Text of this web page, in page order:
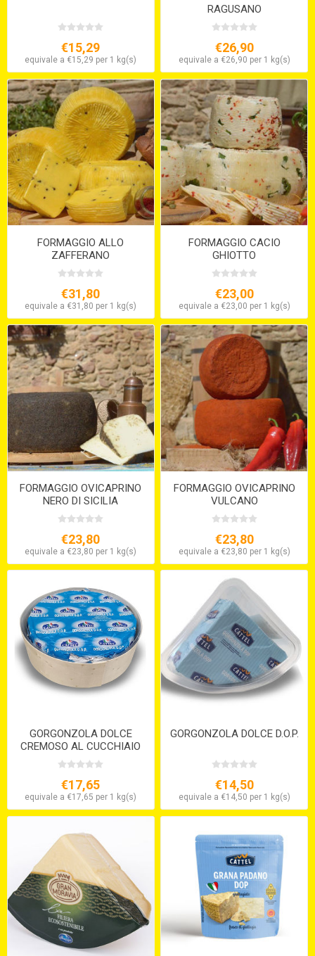
€15,29
equivale a €15,29 per 1 kg(s)
RAGUSANO
SEMISTAGIONATO
€26,90
equivale a €26,90 per 1 kg(s)
FORMAGGIO ALLO
ZAFFERANO
€31,80
equivale a €31,80 per 1 kg(s)
FORMAGGIO CACIO
GHIOTTO
€23,00
equivale a €23,00 per 1 kg(s)
FORMAGGIO OVICAPRINO
NERO DI SICILIA
€23,80
equivale a €23,80 per 1 kg(s)
FORMAGGIO OVICAPRINO
VULCANO
€23,80
equivale a €23,80 per 1 kg(s)
GORGONZOLA DOLCE
CREMOSO AL CUCCHIAIO
D.O.P.
€17,65
equivale a €17,65 per 1 kg(s)
GORGONZOLA DOLCE D.O.P.
€14,50
equivale a €14,50 per 1 kg(s)